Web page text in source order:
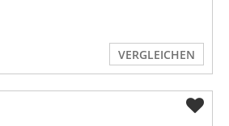
VERGLEICHEN